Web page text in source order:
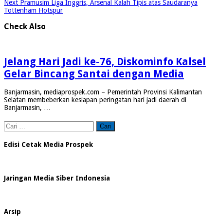
Next Pramusim Liga Inggris, Arsenal Kalah Tipis atas Saudaranya
Tottenham Hotspur
Check Also
Jelang Hari Jadi ke-76, Diskominfo Kalsel
Gelar Bincang Santai dengan Media
Banjarmasin, mediaprospek.com – Pemerintah Provinsi Kalimantan
Selatan membeberkan kesiapan peringatan hari jadi daerah di
Banjarmasin, …
Cari
untuk:
Edisi Cetak Media Prospek
Jaringan Media Siber Indonesia
Arsip